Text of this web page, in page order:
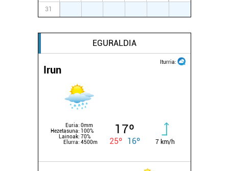
31
EGURALDIA
Iturria:
Irun
Euria: 0mm
Hezetasuna: 100%
Lainoak: 70%
Elurra: 4500m
17º
25º 16º 7 km/h